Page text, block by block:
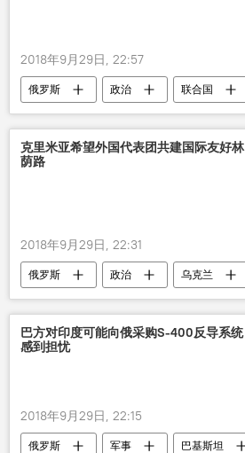
2018年9月29日, 22:57
俄罗斯 政治 联合国
彼得•波罗申科
克里米亚希望外国代表团共建国际友好林
荫路
2018年9月29日, 22:31
俄罗斯 政治
乌克兰
克里米亚
外国
巴方对印度可能向俄采购S-400反导系统
感到担忧
2018年9月29日, 22:15
俄罗斯 军事
巴基斯坦